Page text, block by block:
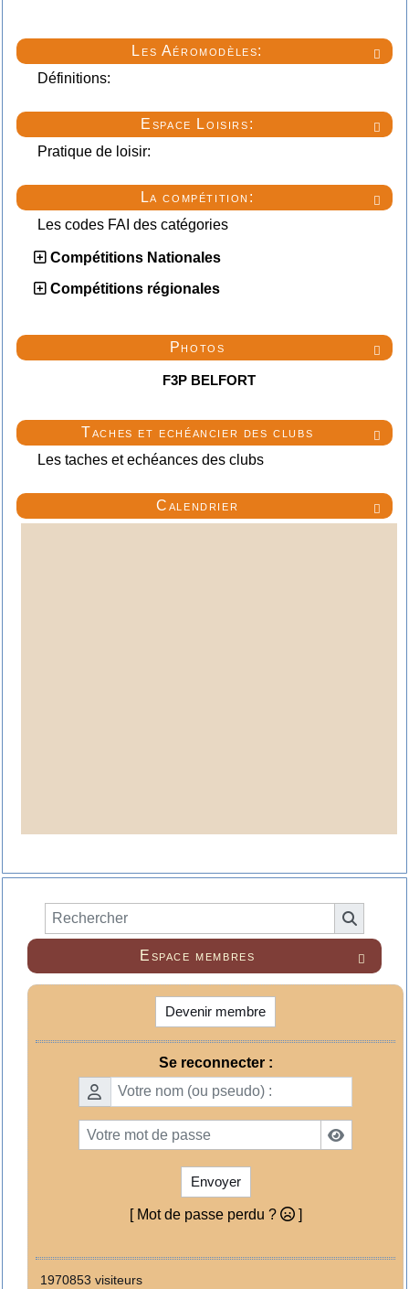

Les Aéromodèles:
Définitions:

Espace Loisirs:
Pratique de loisir:

La compétition:
Les codes FAI des catégories
Compétitions Nationales
Compétitions régionales

Photos
F3P BELFORT

Taches et echéancier des clubs
Les taches et echéances des clubs

Calendrier

Espace membres
Devenir membre
Se reconnecter :
Envoyer
[ Mot de passe perdu ? ]
1970853 visiteurs